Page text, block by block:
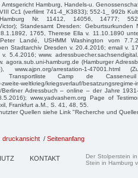
Hamburg, Handels-u.
Cc1 (verfilmt 741-4_K3833); 552-1_ 992b
Nr. 11412, 14056, 14777; 552-
Standesamt Dresden: Geburtsurkunden
1765, Therese Ella v. 11.10.1890
Landé, USHMM Washington vom
Stadtarchiv Dresden v. 20.4.2016; email v.
5.4.2016; www.
agora.sub.uni-hamburg.de (Hamburger
arrestation-1-47001.html
Transportliste Camp de
zweite-weltkrieg/kriegsverlauf/
Berliner Adressbuch – online – der Jahre
www.yadvashem.org Page of
Frankfurt a.M., S. 41, 48, 55.
Quellen siehe Link "Recherche und
druckansicht / Seitenanfang
KONTAKT
Der Stolperstein
Stein in Hamburg